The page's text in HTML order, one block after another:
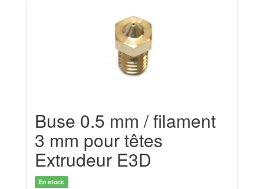
Buse 0.5 mm / filament
3 mm pour têtes
Extrudeur E3D
En stock